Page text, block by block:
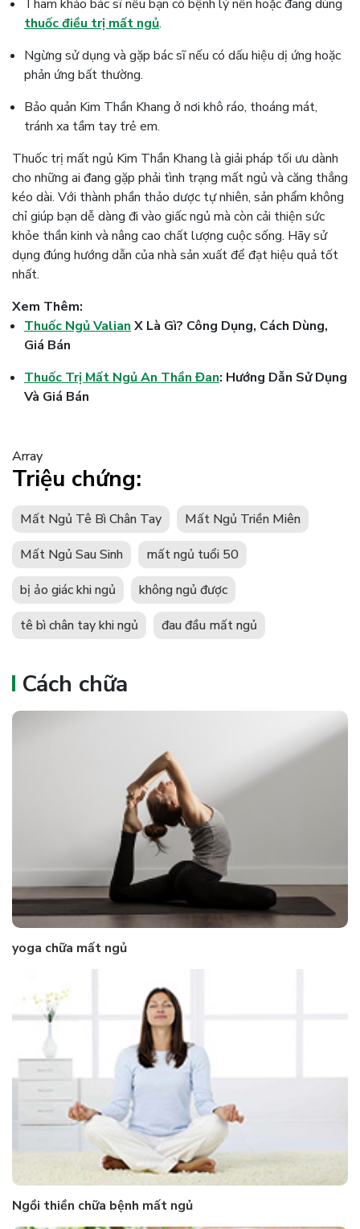
Tham khảo bác sĩ nếu bạn có bệnh lý nền hoặc đang dùng
thuốc điều trị mất ngủ.
Ngừng sử dụng và gặp bác sĩ nếu có dấu hiệu dị ứng hoặc
phản ứng bất thường.
Bảo quản Kim Thần Khang ở nơi khô ráo, thoáng mát,
tránh xa tầm tay trẻ em.
Thuốc trị mất ngủ Kim Thần Khang là giải pháp tối ưu dành
cho những ai đang gặp phải tình trạng mất ngủ và căng thẳng
kéo dài. Với thành phần thảo dược tự nhiên, sản phẩm không
chỉ giúp bạn dễ dàng đi vào giấc ngủ mà còn cải thiện sức
khỏe thần kinh và nâng cao chất lượng cuộc sống. Hãy sử
dụng đúng hướng dẫn của nhà sản xuất để đạt hiệu quả tốt
nhất.
Xem Thêm:
Thuốc Ngủ ValianX Là Gì? Công Dụng, Cách Dùng,
Giá Bán
Thuốc Trị Mất Ngủ An Thần Đan: Hướng Dẫn Sử Dụng
Và Giá Bán
Array
Triệu chứng:
Mất Ngủ Tê Bì Chân Tay
Mất Ngủ Triền Miên
Mất Ngủ Sau Sinh
mất ngủ tuổi 50
bị ảo giác khi ngủ
không ngủ được
tê bì chân tay khi ngủ
đau đầu mất ngủ
Cách chữa
yoga chữa mất ngủ
Ngồi thiền chữa bệnh mất ngủ